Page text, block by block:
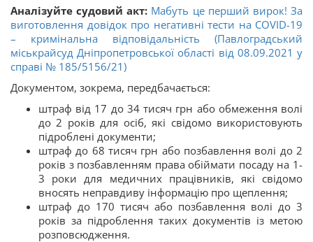
Аналізуйте судовий акт: Мабуть це перший вирок! За
виготовлення довідок про негативні тести на COVID-19
– кримінальна відповідальність (Павлоградський
міськрайсуд Дніпропетровської області від 08.09.2021 у
справі № 185/5156/21)
Документом, зокрема, передбачається:
штраф від 17 до 34 тисяч грн або обмеження волі
до 2 років для осіб, які свідомо використовують
підроблені документи;
штраф до 68 тисяч грн або позбавлення волі до 2
років з позбавленням права обіймати посаду на 1-
3 роки для медичних працівників, які свідомо
вносять неправдиву інформацію про щеплення;
штраф до 170 тисяч або позбавлення волі до 3
років за підроблення таких документів із метою
розповсюдження.